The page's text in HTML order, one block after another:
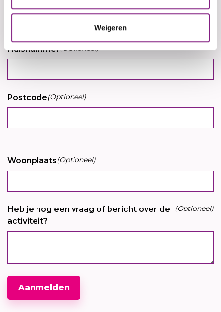
Weigeren
Huisnummer(Optioneel)
Postcode(Optioneel)
Woonplaats(Optioneel)
Heb je nog een vraag of bericht over de
activiteit?
(Optioneel)
Aanmelden